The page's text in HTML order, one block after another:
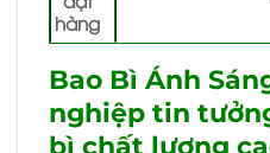
hàng
Bao Bì Ánh
nghiệp tin
bì chất lượng